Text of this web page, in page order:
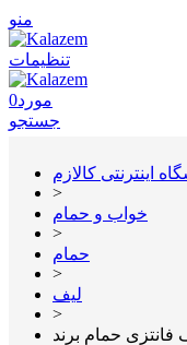
منو
تنظیمات
0مورد
جستجو
اینترنتی کالازم
>
خواب و حمام
>
حمام
>
لیف
>